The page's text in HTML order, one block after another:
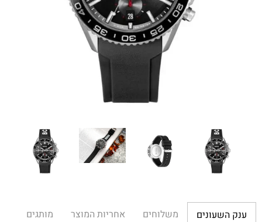
ענק השעונים משלוחים אחריות המוצר מותגים